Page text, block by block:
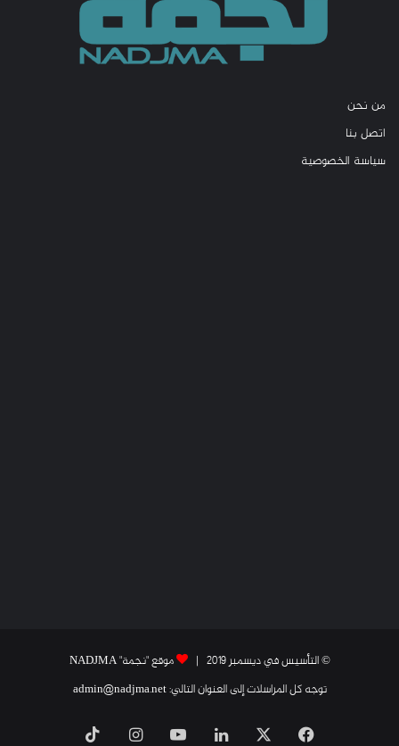
من نحن
اتصل بنا
سياسة الخصوصية
© التأسيس في ديسمبر 2019 |
موقع "نجمة" NADJMA
توجه كل المراسلات إلى العنوان التالي: admin@nadjma.net
فيسبوك لينكدإن يوتيوب انستقرام